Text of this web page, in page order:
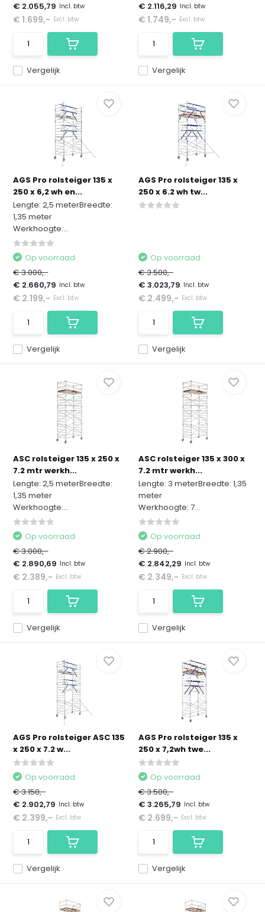
Vergelijk
€ 2.055,79 Incl. btw
€ 1.699,- Excl. btw
Vergelijk
€ 2.116,29 Incl. btw
€ 1.749,- Excl. btw
AGS Pro rolsteiger 135 x
250 x 6,2 wh en...
Lengte: 2,5 meterBreedte:
1,35 meter
Werkhoogte:...
Vergelijk
Op voorraad
€ 3.000,-
€ 2.660,79 Incl. btw
€ 2.199,- Excl. btw
AGS Pro rolsteiger 135 x
250 x 6.2 wh tw...
Vergelijk
Op voorraad
€ 3.500,-
€ 3.023,79 Incl. btw
€ 2.499,- Excl. btw
ASC rolsteiger 135 x 250 x
7.2 mtr werkh...
Lengte: 2,5 meterBreedte:
1,35 meter
Werkhoogte:...
Vergelijk
Op voorraad
€ 3.000,-
€ 2.890,69 Incl. btw
€ 2.389,- Excl. btw
ASC rolsteiger 135 x 300 x
7.2 mtr werkh...
Lengte: 3 meterBreedte: 1,35
meter
Werkhoogte: 7...
Vergelijk
Op voorraad
€ 2.900,-
€ 2.842,29 Incl. btw
€ 2.349,- Excl. btw
AGS Pro rolsteiger ASC 135
x 250 x 7.2 w...
Vergelijk
Op voorraad
€ 3.150,-
€ 2.902,79 Incl. btw
€ 2.399,- Excl. btw
AGS Pro rolsteiger 135 x
250 x 7,2wh twe...
Vergelijk
Op voorraad
€ 3.500,-
€ 3.265,79 Incl. btw
€ 2.699,- Excl. btw